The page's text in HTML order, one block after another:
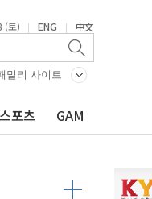
(토) | ENG | 中文
밀리 사이트
스포츠 GAM